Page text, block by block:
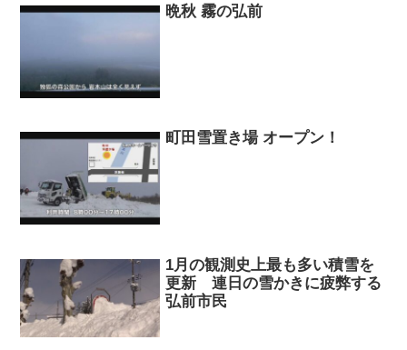
晩秋 霧の弘前
町田雪置き場 オープン！
1月の観測史上最も多い積雪を
更新 連日の雪かきに疲弊する
弘前市民